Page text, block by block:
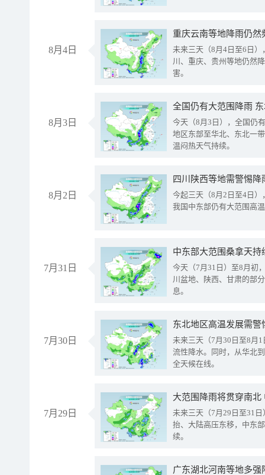
8月4日
重庆云南等地降雨仍然
未来三天（8月4日至6日
川、重庆、贵州等地仍然
害。
8月3日
全国仍有大范围降雨
今天（8月3日），全国仍
地区东部至华北、东北一
温闷热天气持续。
8月2日
今起三天（8月2日至4日
我国中东部仍有大范围高
7月31日
中东部大范围桑拿天
今天（7月31日）至8月初
川盆地、陕西、甘肃的部
息。
7月30日
东北地区高温发展需
未来三天（7月30日至8月
流性降水。同时，从华北
全天候在线。
7月29日
大范围降雨将贯穿南
未来三天（7月29日至31
抬、大陆高压东移，中东
续。
广东湖北河南等地多